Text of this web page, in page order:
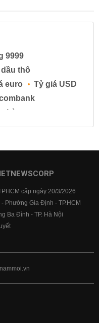
9999
dầu thô
euro
Tỷ giá USD
hàng
gửi
cấp ngày 20/3/2026
Phường Gia Định - TP.HCM
Ba Đình - TP. Hà Nội